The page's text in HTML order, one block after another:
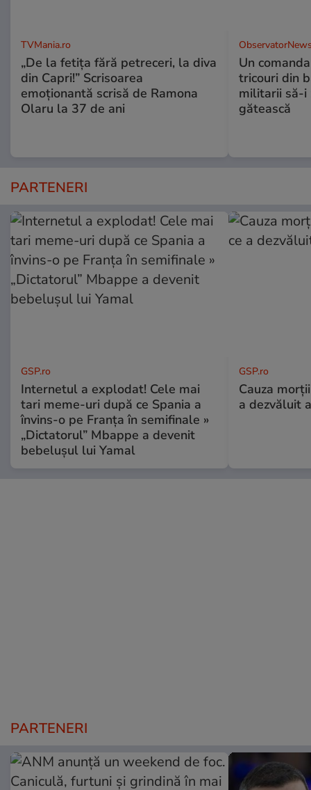
TVMania.ro
„De la fetița fără petreceri, la diva
din Capri!” Scrisoarea
emoționantă scrisă de Ramona
Olaru la 37 de ani
Un
tricouri din
militarii să-i
gătească
PARTENERI
GSP.ro
Internetul a explodat! Cele mai
tari meme-uri după ce Spania a
învins-o pe Franța în semifinale »
„Dictatorul” Mbappe a devenit
bebelușul lui Yamal
GSP.ro
Cauza
a dezvăluit
PARTENERI